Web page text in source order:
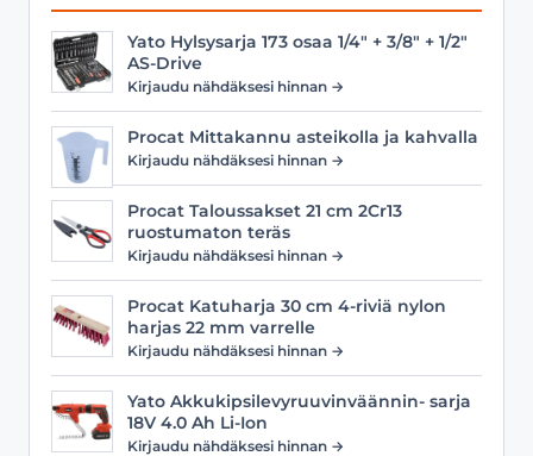
Yato Hylsysarja 173 osaa 1/4" + 3/8" + 1/2"
AS-Drive
Kirjaudu nähdäksesi hinnan →
Procat Mittakannu asteikolla ja kahvalla
Kirjaudu nähdäksesi hinnan →
Procat Taloussakset 21 cm 2Cr13
ruostumaton teräs
Kirjaudu nähdäksesi hinnan →
Procat Katuharja 30 cm 4-riviä nylon
harjas 22 mm varrelle
Kirjaudu nähdäksesi hinnan →
Yato Akkukipsilevyruuvinväännin- sarja
18V 4.0 Ah Li-Ion
Kirjaudu nähdäksesi hinnan →